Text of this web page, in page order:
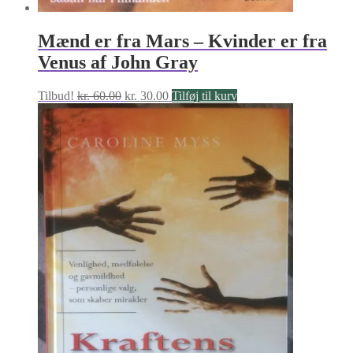
Mænd er fra Mars – Kvinder er fra
Venus af John Gray
Tilbud! kr.60.00 Den
oprindelige
var:
kr. 60.00.
kr. 30.00Den
aktuelle
er:
kr. 30.00.
Tilføj til kurv